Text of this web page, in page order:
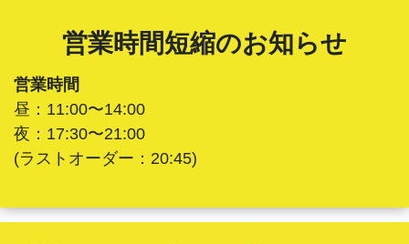
営業時間短縮のお知らせ
営業時間
昼：11:00〜14:00
夜：17:30〜21:00
(ラストオーダー：20:45)